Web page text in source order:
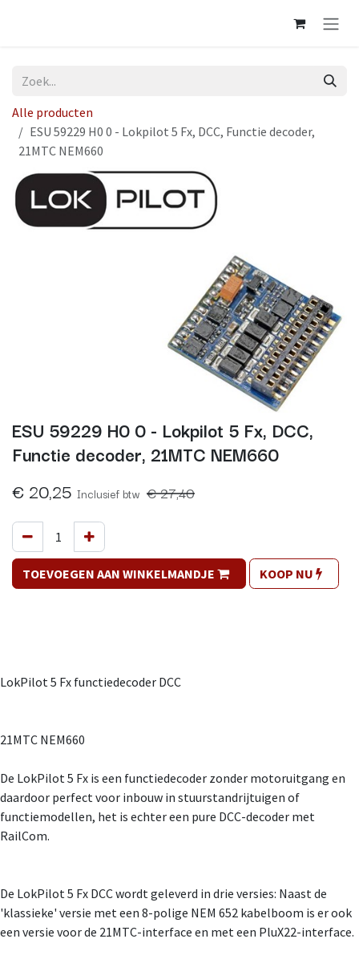
Alle producten
ESU 59229 H0 0 - Lokpilot 5 Fx, DCC, Functie decoder,
21MTC NEM660
ESU 59229 H0 0 - Lokpilot 5 Fx, DCC,
Functie decoder, 21MTC NEM660
€ 20,25 Inclusief btw €27,40
TOEVOEGEN AAN WINKELMANDJE KOOP NU
LokPilot 5 Fx functiedecoder DCC
21MTC NEM660
De LokPilot 5 Fx is een functiedecoder zonder motoruitgang en
daardoor perfect voor inbouw in stuurstandrijtuigen of
functiemodellen, het is echter een pure DCC-decoder met
RailCom.
De LokPilot 5 Fx DCC wordt geleverd in drie versies: Naast de
'klassieke' versie met een 8-polige NEM 652 kabelboom is er ook
een versie voor de 21MTC-interface en met een PluX22-interface.